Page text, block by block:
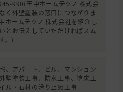
の塗装, 屋根の貼り替え(葺き替
と屋根の塗装, 雨漏り・防水, わ
の塗装
の塗装
990(田中ホームテクノ 株式会
く外壁塗装の窓口につながりま
ホームテクノ 株式会社を紹介し
とお伝えしていただければスム
。)
、アパート、ビル、マンション
壁塗装工事、防水工事、塗床工
ル・石材の滑り止め工事